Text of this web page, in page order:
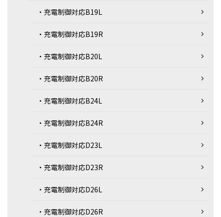
・充電制御対応B19L
・充電制御対応B19R
・充電制御対応B20L
・充電制御対応B20R
・充電制御対応B24L
・充電制御対応B24R
・充電制御対応D23L
・充電制御対応D23R
・充電制御対応D26L
・充電制御対応D26R